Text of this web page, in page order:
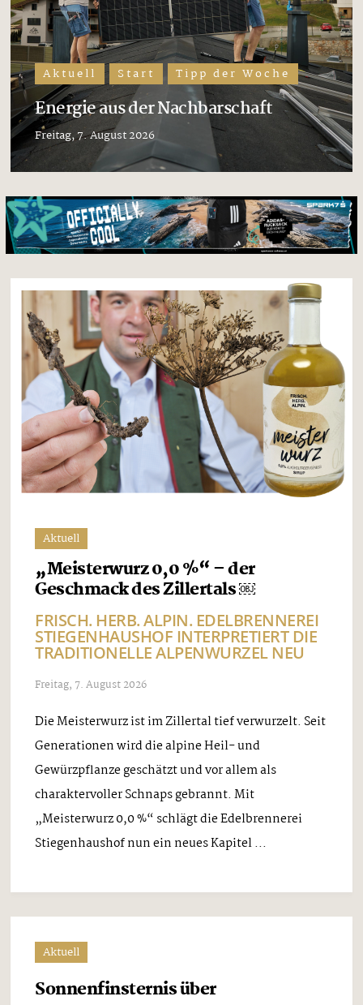
Aktuell Start Tipp der Woche
Energie aus der Nachbarschaft
Freitag, 7. August 2026
Aktuell
„Meisterwurz 0,0 %“ – der
Geschmack des Zillertals ￼
FRISCH. HERB. ALPIN. EDELBRENNEREI
STIEGENHAUSHOF INTERPRETIERT DIE
TRADITIONELLE ALPENWURZEL NEU
Freitag, 7. August 2026
Die Meisterwurz ist im Zillertal tief verwurzelt. Seit
Generationen wird die alpine Heil- und
Gewürzpflanze geschätzt und vor allem als
charaktervoller Schnaps gebrannt. Mit
„Meisterwurz 0,0 %“ schlägt die Edelbrennerei
Stiegenhaushof nun ein neues Kapitel ...
Aktuell
Sonnenfinsternis über